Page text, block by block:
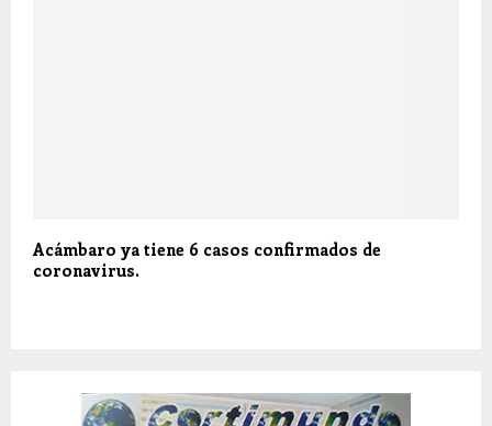
Acámbaro ya tiene 6 casos confirmados de
coronavirus.